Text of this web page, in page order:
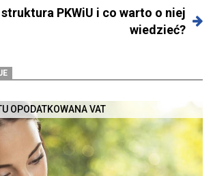
PKWiU i co warto o niej
wiedzieć?
OPODATKOWANA VAT